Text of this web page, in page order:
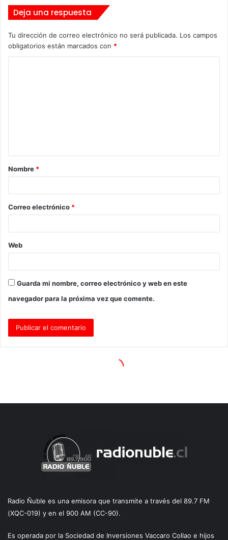
Radio Ñuble es una emisora que transmite a través del 89.7 FM
(XQC-019) y en el 900 AM (CC-90).
Es operada por la Sociedad de Inversiones Vaccaro Collao e hijos